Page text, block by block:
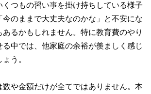
くつもの習い事を掛け持ちしている様子
今のままで大丈夫なのかな」と不安にな
あるかもしれません。特に教育費のやり
る中では、他家庭の余裕が羨ましく感じ
う。
数や金額だけが全てではありません。本